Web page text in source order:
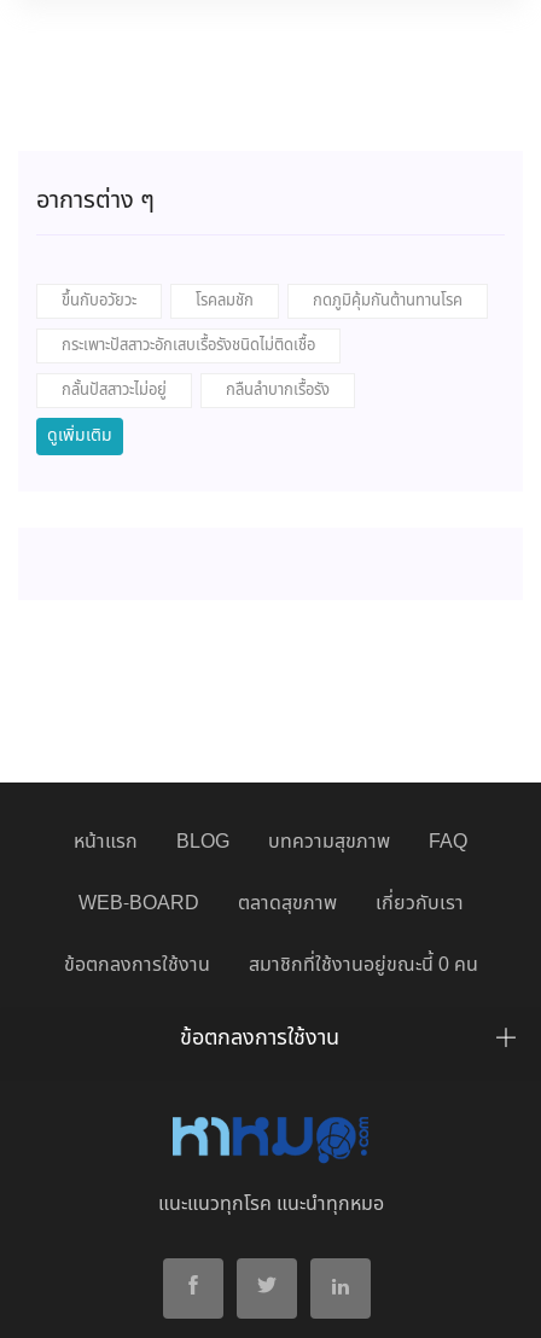
อาการต่าง ๆ
ขึ้นกับอวัยวะ โรคลมชัก
กดภูมิคุ้มกันต้านทานโรค
กระเพาะปัสสาวะอักเสบเรื้อรังชนิดไม่ติดเชื้อ
กลั้นปัสสาวะไม่อยู่
กลืนลำบากเรื้อรัง
ดูเพิ่มเติม
หน้าแรก BLOG บทความสุขภาพ FAQ
WEB-BOARD ตลาดสุขภาพ เกี่ยวกับเรา
ข้อตกลงการใช้งาน สมาชิกที่ใช้งานอยู่ขณะนี้ 0 คน
ข้อตกลงการใช้งาน
แนะแนวทุกโรค แนะนำทุกหมอ